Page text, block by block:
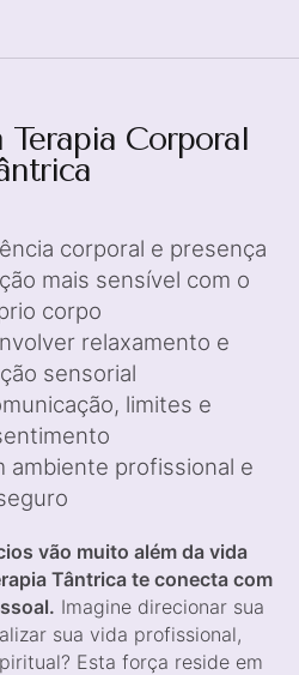
Terapia Corporal
corporal e presença
mais sensível com o
corpo
relaxamento e
sensorial
limites e
ambiente profissional e
vão muito além da vida
Tântrica te conecta com
Imagine direcionar sua
sua vida profissional,
Esta força reside em